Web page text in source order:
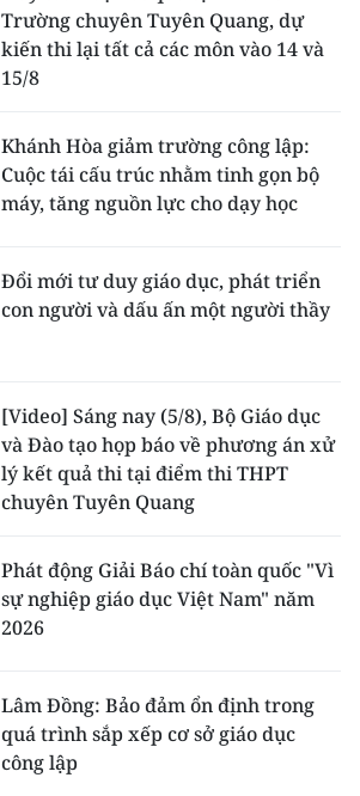
Trường chuyên Tuyên Quang, dự
kiến thi lại tất cả các môn vào 14 và
15/8
Khánh Hòa giảm trường công lập:
Cuộc tái cấu trúc nhằm tinh gọn bộ
máy, tăng nguồn lực cho dạy học
Đổi mới tư duy giáo dục, phát triển
con người và dấu ấn một người thầy
[Video] Sáng nay (5/8), Bộ Giáo dục
và Đào tạo họp báo về phương án xử
lý kết quả thi tại điểm thi THPT
chuyên Tuyên Quang
Phát động Giải Báo chí toàn quốc "Vì
sự nghiệp giáo dục Việt Nam" năm
2026
Lâm Đồng: Bảo đảm ổn định trong
quá trình sắp xếp cơ sở giáo dục
công lập